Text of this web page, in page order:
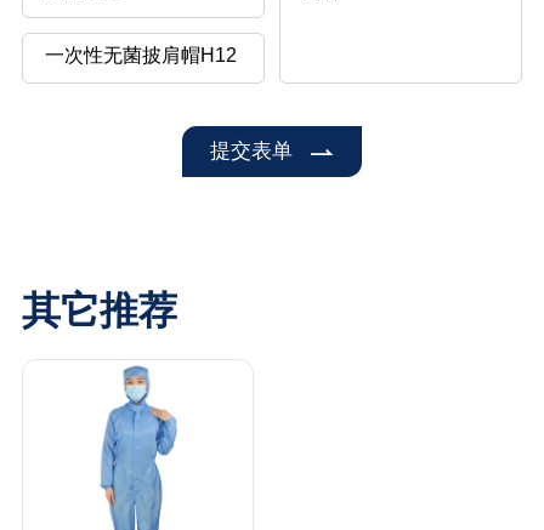
提交表单
其它推荐